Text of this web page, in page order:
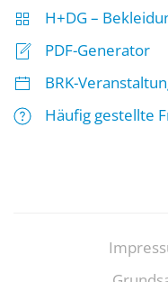
H+DG –
PDF-Generator
BRK-
Häufig gestellte